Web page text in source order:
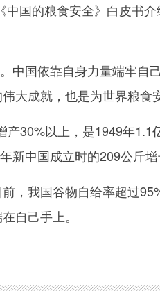
的粮食安全》白皮书介
依靠自身力量端牢自己
大成就，也是为世界粮食
以上，是1949年1.1
中国成立时的209公斤增
我国谷物自给率超过
自己手上。